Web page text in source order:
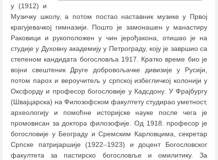
у (1912) и
Музичку школу, а потом постао наставник музике у Првој
крагујевачкој гимназији. Пошто је замонашен у манастиру
Раковици и рукоположен у чин јерођакона, отишао је на
студије у Духовну академију у Петрограду, коју је завршио са
степеном кандидата богословља 1917. Кратко време био је
војни свештеник Друге добровољачке дивизије у Русији,
потом парох и вероучитељ у српској избегличкој колонији у
Оксфорду и професор богословије у Кадсдону. У Фрајбургу
(Швајцарска) на Филозофском факултету студирао уметност,
археологију и помоћне историјске науке после чега је
промовисан за доктора филозофије. Од 1918. професор је
богословије у Београду и Сремским Карловцима, секретар
Српске патријаршије (1922–1923) и доцент Богословског
факултета за пастирско богословље и омилитику. За